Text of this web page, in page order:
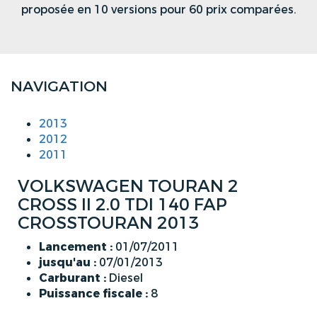
proposée en 10 versions pour 60 prix comparées.
NAVIGATION
2013
2012
2011
VOLKSWAGEN TOURAN 2
CROSS II 2.0 TDI 140 FAP
CROSSTOURAN 2013
Lancement : 01/07/2011
jusqu'au : 07/01/2013
Carburant : Diesel
Puissance fiscale : 8